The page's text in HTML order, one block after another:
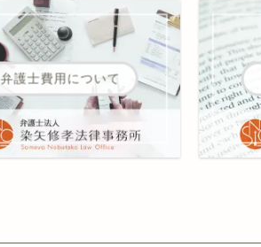
弁護士費用について